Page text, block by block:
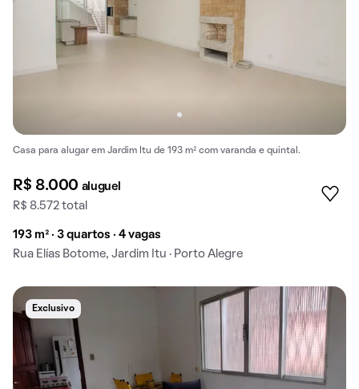
Casa para alugar em Jardim Itu de 193 m² com varanda e quintal.
R$ 8.000 aluguel
R$ 8.572 total
193 m² · 3 quartos · 4 vagas
Rua Elías Botome, Jardim Itu · Porto Alegre
Exclusivo